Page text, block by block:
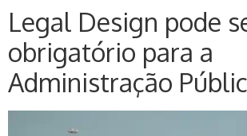
Legal Design pode
obrigatório para a
Administração